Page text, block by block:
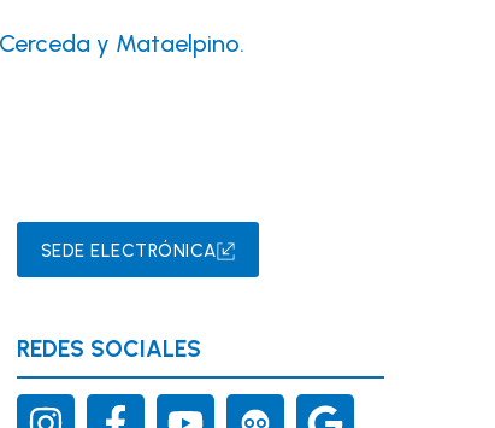
y Mataelpino.
SEDE ELECTRÓNICA
REDES SOCIALES